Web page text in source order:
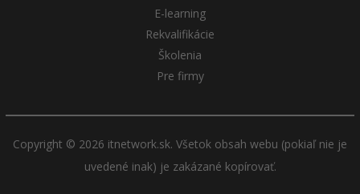
E-learning
Rekvalifikácie
Školenia
Pre firmy
Copyright © 2026 itnetwork.sk. Všetok obsah webu (pokiaľ nie je
uvedené inak) je zakázané kopírovať.